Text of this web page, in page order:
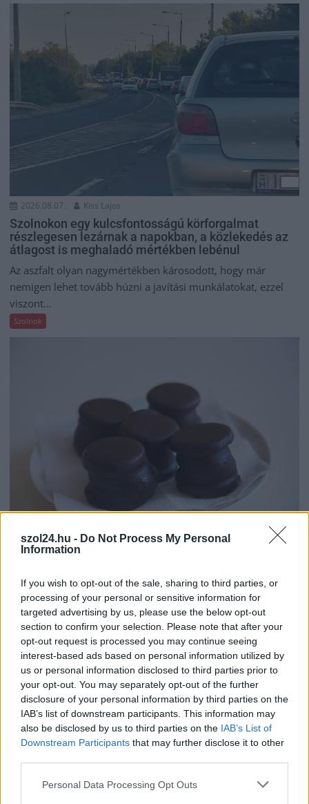
szol24.hu - Do Not Process My Personal
Information
If you wish to opt-out of the sale, sharing to third parties, or
processing of your personal or sensitive information for
targeted advertising by us, please use the below opt-out
section to confirm your selection. Please note that after your
opt-out request is processed you may continue seeing
interest-based ads based on personal information utilized by
us or personal information disclosed to third parties prior to
your opt-out. You may separately opt-out of the further
disclosure of your personal information by third parties on the
IAB’s list of downstream participants. This information may
also be disclosed by us to third parties on the IAB’s List of
Downstream Participants that may further disclose it to other
Please note that this website/app uses one or more Google
Personal Data Processing Opt Outs
2026.08.07. Kiss Lajos
Szolnokon egy kulcsfontosságú körforgalmat
részlegesen lezárnak a napokban, a közlekedés az
átlagost is meghaladó mértékben lebénul
Az aszfalt olyan nagymértékben károsodott, hogy már
nemigen lehet tovább húzni a javítási munkálatokat, ezzel
viszont...
Szolnok
2026.08.07. Farkas András
Ön szerint hogy készül a hamisítatlan szolnoki
Igazi retró klasszikus desszert, amelyet generációk óta
szeretnek, és amelyet sokan ma is próbálnak otthon
újraalkotni....
Szolnok